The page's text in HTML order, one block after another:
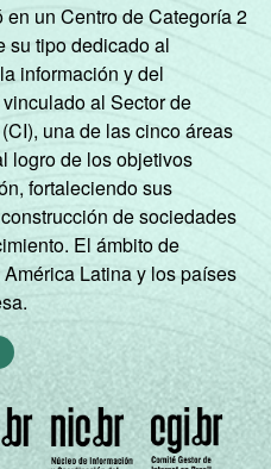
de
Centro Regional de
da
(Cetic.br),
das tecnologias de
nas empresas
2023.
un Centro de Categoría 2
su tipo dedicado al
información y del
al Sector de
una de las cinco áreas
logro de los objetivos
fortaleciendo sus
de sociedades
El ámbito de
Latina y los países